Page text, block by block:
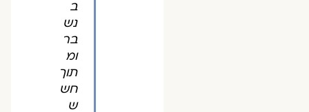
ב
נש
בר
ומ
תוך
חש
ש